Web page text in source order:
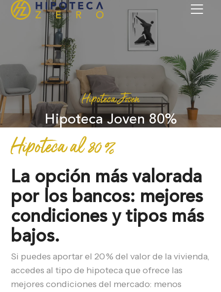
Hipoteca Joven
Hipoteca Joven 80%
Hipoteca al 80 %
La opción más valorada
por los bancos: mejores
condiciones y tipos más
bajos.
Si puedes aportar el 20 % del valor de la vivienda,
accedes al tipo de hipoteca que ofrece las
mejores condiciones del mercado: menos